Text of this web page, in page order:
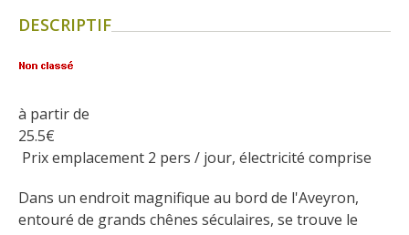
Les marchés et foires
Recettes et produits locaux
Flâner à moins de
cent kilomètres
France
Les villages de caractère
DESCRIPTIF
à partir de
25.5€
Prix emplacement 2 pers / jour, électricité comprise
Dans un endroit magnifique au bord de l'Aveyron,
entouré de grands chênes séculaires, se trouve le